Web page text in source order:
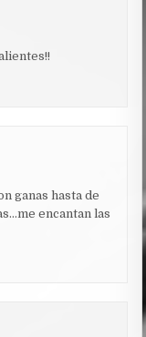
ganas hasta de
encantan las